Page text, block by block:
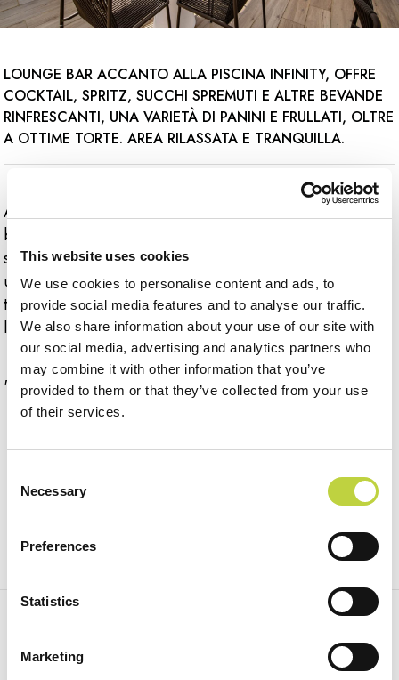
This website uses cookies
We use cookies to personalise content and ads, to
provide social media features and to analyse our traffic.
We also share information about your use of our site with
our social media, advertising and analytics partners who
may combine it with other information that you’ve
provided to them or that they’ve collected from your use
of their services.
Selection
Necessary
Preferences
Statistics
Marketing
LOUNGE BAR ACCANTO ALLA PISCINA INFINITY, OFFRE
COCKTAIL, SPRITZ, SUCCHI SPREMUTI E ALTRE BEVANDE
RINFRESCANTI, UNA VARIETÀ DI PANINI E FRULLATI, OLTRE
A OTTIME TORTE. AREA RILASSATA E TRANQUILLA.
Aggiungi energia alla tua giornata con un cocktail a
bordo piscina al Breeze bar. Scegli tra un'ampia
selezione di succhi appena spremuti, spuntini leggeri e
una varietà di panini e frullati. Rilassati e gusta deliziose
torte mentre ti godi la vista con gli amici in questa
location informale ma vivace.
"Gli orari di lavoro possono variare."
NOSTRE OFFERTE SPECIALI!